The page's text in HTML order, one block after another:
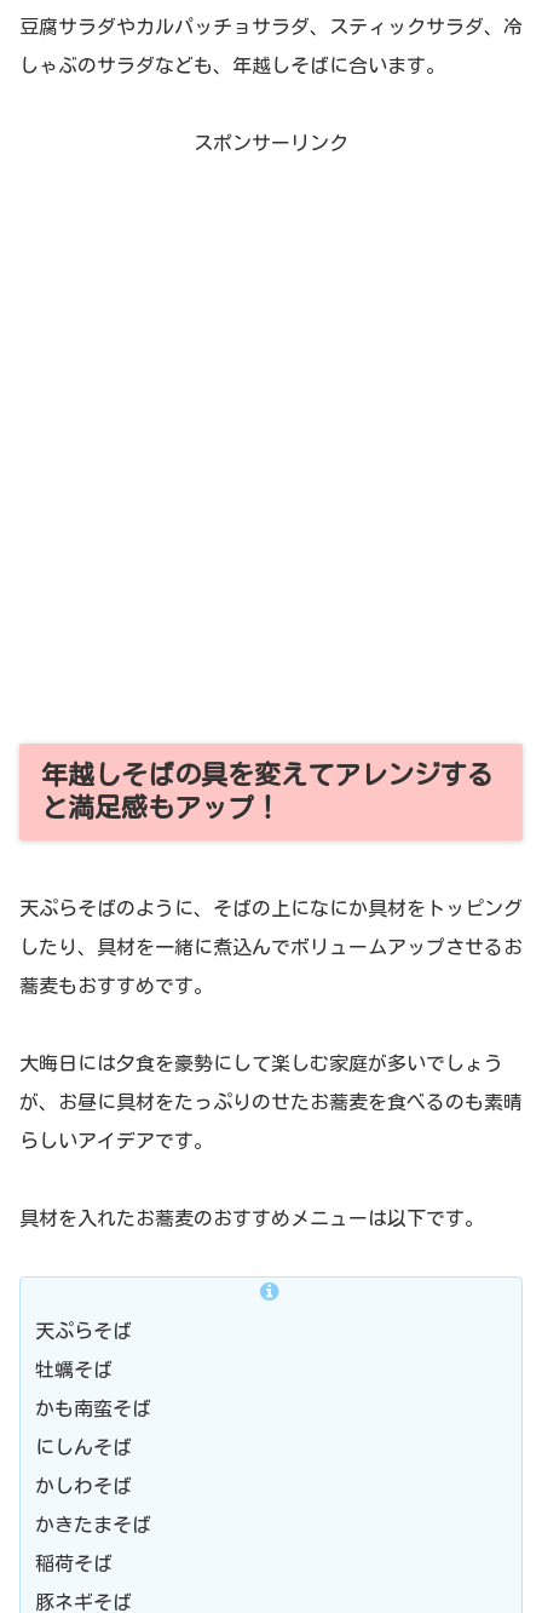
豆腐サラダやカルパッチョサラダ、スティックサラダ、冷
しゃぶのサラダなども、年越しそばに合います。
スポンサーリンク
年越しそばの具を変えてアレンジする
と満足感もアップ！
天ぷらそばのように、そばの上になにか具材をトッピング
したり、具材を一緒に煮込んでボリュームアップさせるお
蕎麦もおすすめです。
大晦日には夕食を豪勢にして楽しむ家庭が多いでしょう
が、お昼に具材をたっぷりのせたお蕎麦を食べるのも素晴
らしいアイデアです。
具材を入れたお蕎麦のおすすめメニューは以下です。
天ぷらそば
牡蠣そば
かも南蛮そば
にしんそば
かしわそば
かきたまそば
稲荷そば
豚ネギそば